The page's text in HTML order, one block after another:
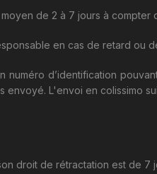
de 2 à 7 jours à compter
en cas de retard ou
numéro d’identification
envoyé. L'envoi en colissimo
droit de rétractation est de